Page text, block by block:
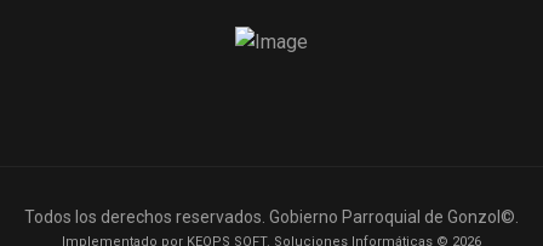
Todos los derechos reservados. Gobierno Parroquial de Gonzol©.
Implementado por KEOPS SOFT. Soluciones Informáticas © 2026